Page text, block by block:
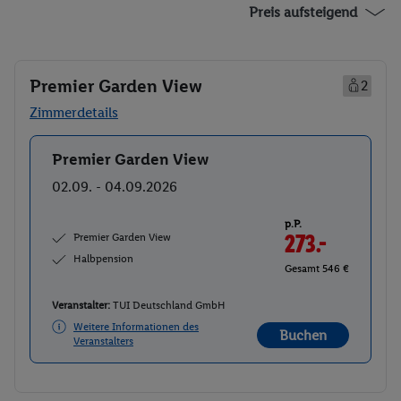
Preis aufsteigend
Premier Garden View
2
Zimmerdetails
Buchen
Premier Garden View
02.09. - 04.09.2026
Premier Garden View
Halbpension
p.P.
273.-
Gesamt 546 €
Veranstalter: TUI Deutschland GmbH
Weitere Informationen des
Veranstalters
Buchen